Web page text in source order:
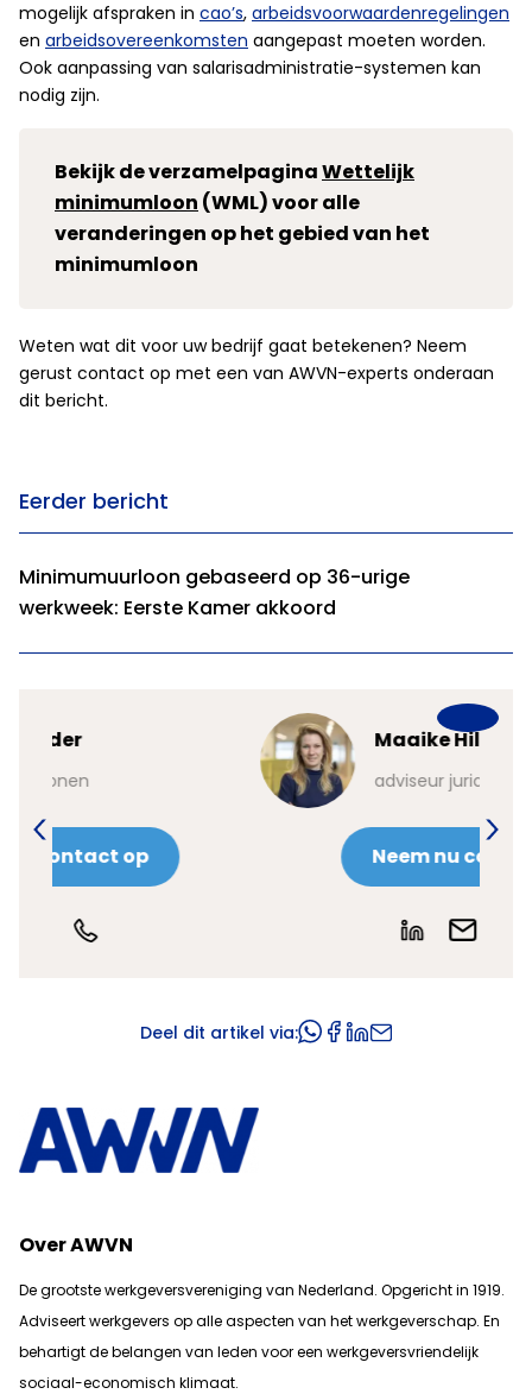
mogelijk afspraken in cao’s, arbeidsvoorwaardenregelingen
en arbeidsovereenkomsten aangepast moeten worden.
Ook aanpassing van salarisadministratie-systemen kan
nodig zijn.
Bekijk de verzamelpaginaWettelijk
minimumloon (WML) voor alle
veranderingen op het gebied van het
minimumloon
Weten wat dit voor uw bedrijf gaat betekenen? Neem
gerust contact op met een van AWVN-experts onderaan
dit bericht.
Eerder bericht
Minimumuurloon gebaseerd op 36-urige
werkweek: Eerste Kamer akkoord
Maaike Hilhorst
adviseur juridische zaken
Neem nu contact op
Deel dit artikel via:
Over AWVN
De grootste werkgeversvereniging van Nederland. Opgericht in 1919.
Adviseert werkgevers op alle aspecten van het werkgeverschap. En
behartigt de belangen van leden voor een werkgeversvriendelijk
sociaal-economisch klimaat.